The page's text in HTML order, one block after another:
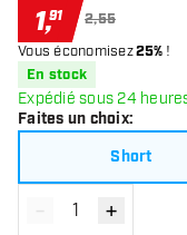
1,91 2,55
Vous économisez25% !
En stock
Expédié sous 24
Faites un choix:
Short
Diminuer la
- +